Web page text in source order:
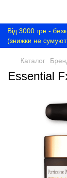
Від 3000 грн -
(знижки не
Каталог
Essential